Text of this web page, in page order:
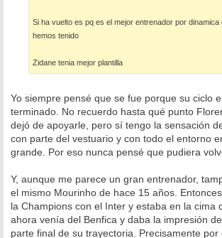
Si ha vuelto es pq es el mejor entrenador por
hemos tenido
Zidane tenia mejor plantilla
Yo siempre pensé que se fue porque su ciclo
terminado. No recuerdo hasta qué punto
dejó de apoyarle, pero sí tengo la sensación
con parte del vestuario y con todo el entorno
grande. Por eso nunca pensé que pudiera
Y, aunque me parece un gran entrenador,
el mismo Mourinho de hace 15 años.
la Champions con el Inter y estaba en la cima
ahora venía del Benfica y daba la impresión
parte final de su trayectoria. Precisamente